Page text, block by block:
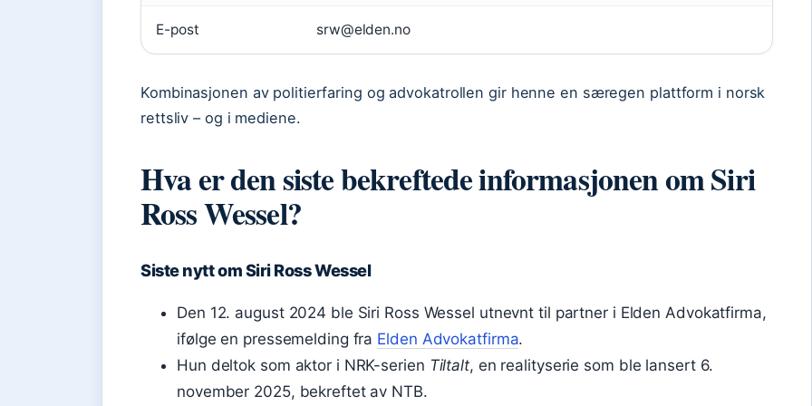
E-post srw@elden.no
Kombinasjonen av politierfaring og advokatrollen gir henne en særegen plattform i norsk
rettsliv – og i mediene.
Hva er den siste bekreftede informasjonen om Siri
Ross Wessel?
Siste nytt om Siri Ross Wessel
Den 12. august 2024 ble Siri Ross Wessel utnevnt til partner i Elden Advokatfirma,
ifølge en pressemelding fra Elden Advokatfirma.
Hun deltok som aktor i NRK-serien Tiltalt, en realityserie som ble lansert 6.
november 2025, bekreftet av NTB.